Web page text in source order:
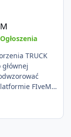
Ogłoszenia
FIveM.
ciężarówką.
naciskiem na